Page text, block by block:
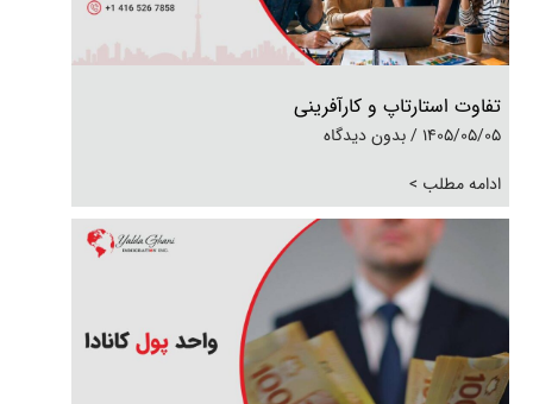
تفاوت استارتاپ و کارآفرینی
1405/05/05
بدون دیدگاه
ادامه مطلب >